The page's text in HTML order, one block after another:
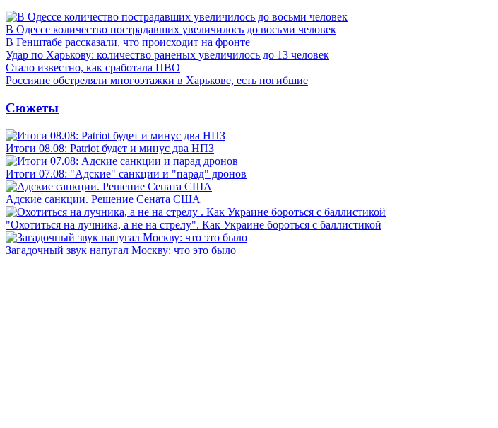
В Одессе количество пострадавших увеличилось до восьми человек
В Генштабе рассказали, что происходит на фронте
Удар по Харькову: количество раненых увеличилось до 13 человек
Стало известно, как сработала ПВО
Россияне обстреляли многоэтажки в Харькове, есть погибшие
Сюжеты
Итоги 08.08: Patriot будет и минус два НПЗ
Итоги 07.08: "Адские" санкции и "парад" дронов
Адские санкции. Решение Сената США
"Охотиться на лучника, а не на стрелу". Как Украине бороться с баллистикой
Загадочный звук напугал Москву: что это было